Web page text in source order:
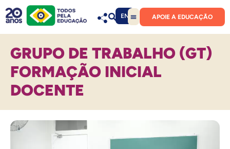
EN APOIE A EDUCAÇÃO
GRUPO DE TRABALHO (GT)
FORMAÇÃO INICIAL
DOCENTE